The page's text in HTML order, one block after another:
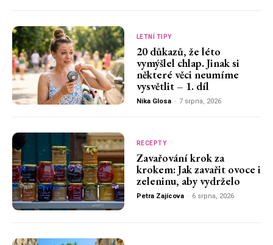
LETNÍ TIPY
20 důkazů, že léto
vymýšlel chlap. Jinak si
některé věci neumíme
vysvětlit – 1. díl
Nika Glosa - 7 srpna, 2026
RECEPTY
Zavařování krok za
krokem: Jak zavařit ovoce i
zeleninu, aby vydrželo
Petra Zajícova - 6 srpna, 2026